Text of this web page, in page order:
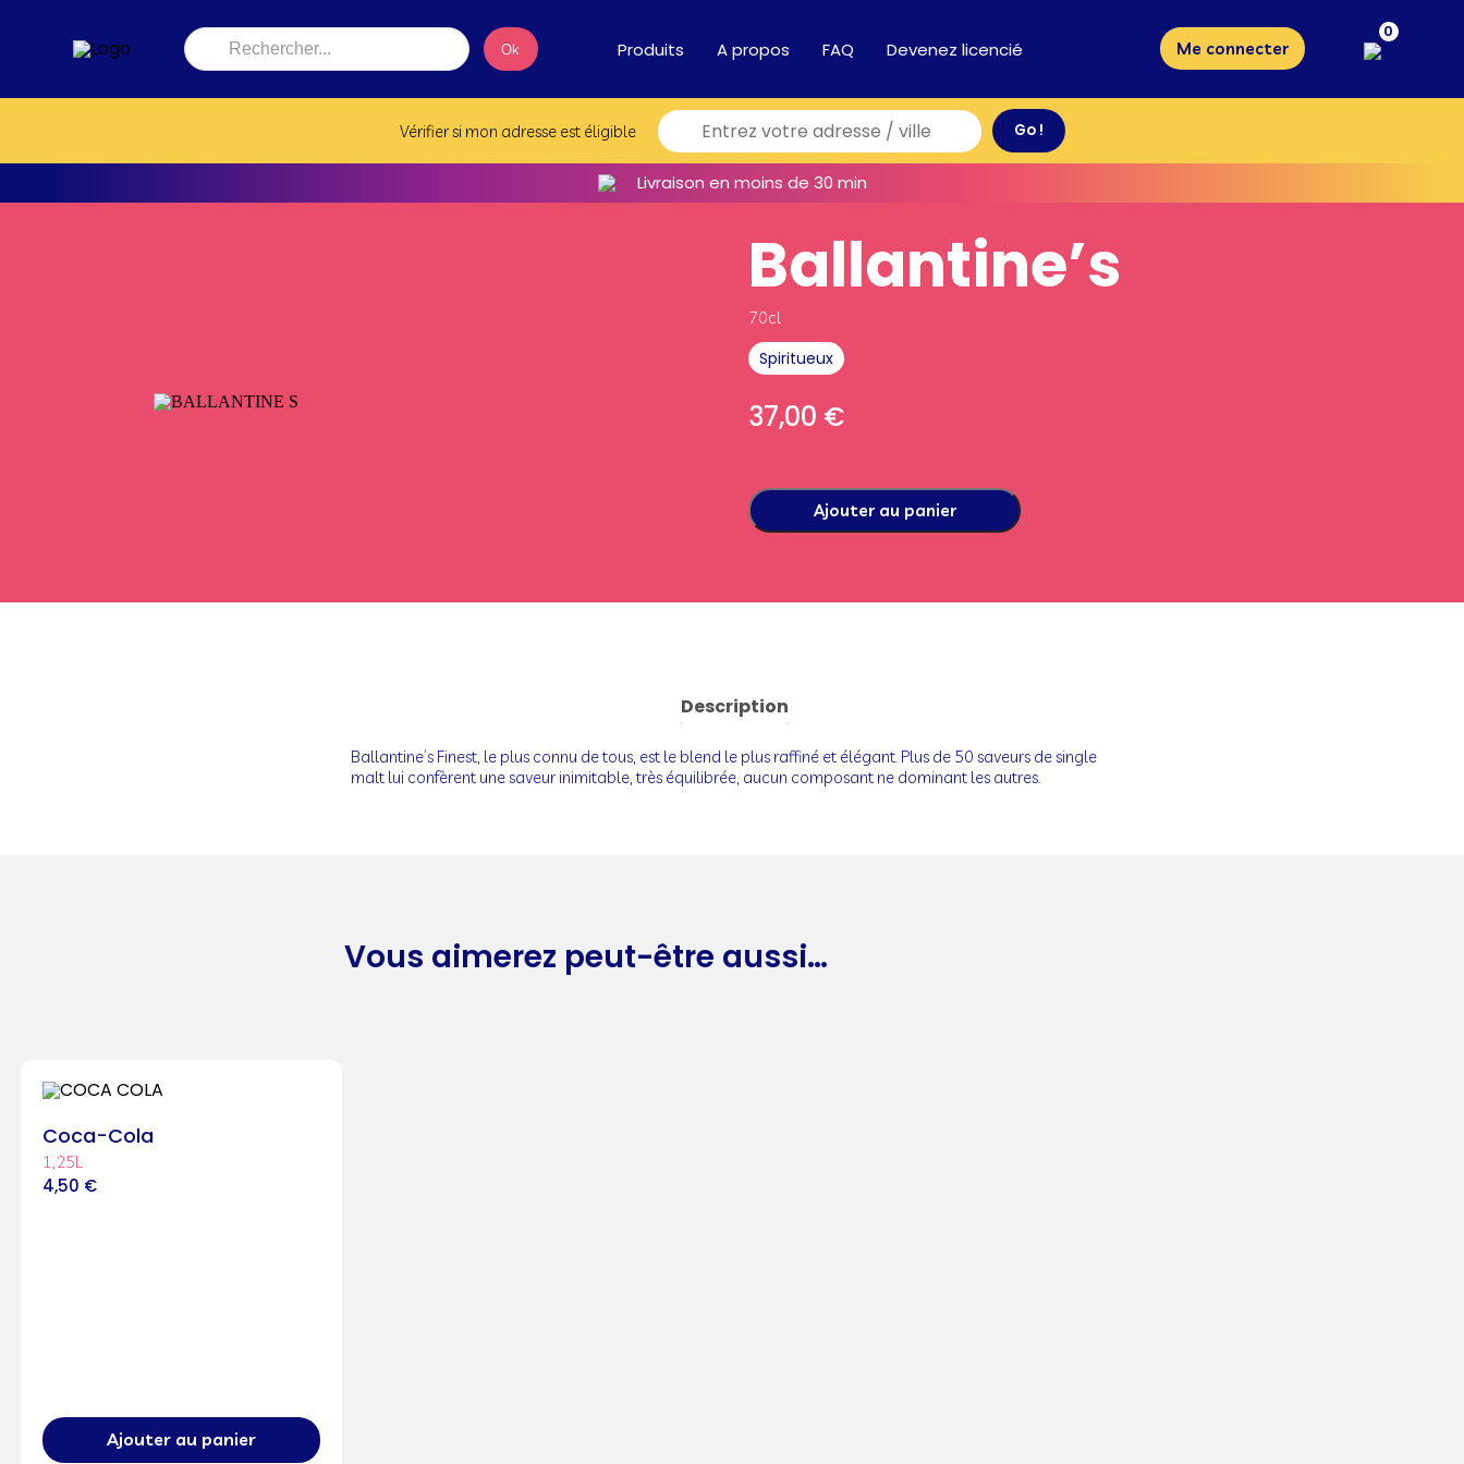
Recherche
de
produits
Ok Produits A propos FAQ Devenez licencié Me connecter
0
Vérifier si mon adresse est éligible
Livraison en moins de 30 min
Ballantine’s
70cl
Spiritueux
37,00 €
Ajouter au panier
Description
Ballantine’s Finest, le plus connu de tous, est le blend le plus raffiné et élégant. Plus de 50 saveurs de single
malt lui confèrent une saveur inimitable, très équilibrée, aucun composant ne dominant les autres.
Vous aimerez peut-être aussi…
Coca-Cola
1,25L
4,50 €
Ajouter au panier